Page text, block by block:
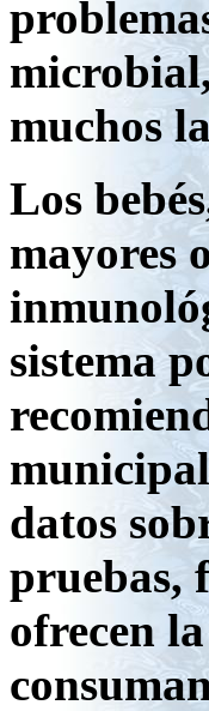
muchos
Los
mayores
sistema
datos
pruebas,
ofrecen